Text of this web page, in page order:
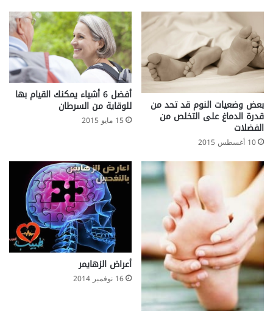
بعض وضعيات النوم قد تحد من
قدرة الدماغ على التخلص من
الفضلات
10 أغسطس 2015
أفضل 6 أشياء يمكنك القيام بها
للوقاية من السرطان
15 مايو 2015
أعراض الزهايمر
16 نوفمبر 2014